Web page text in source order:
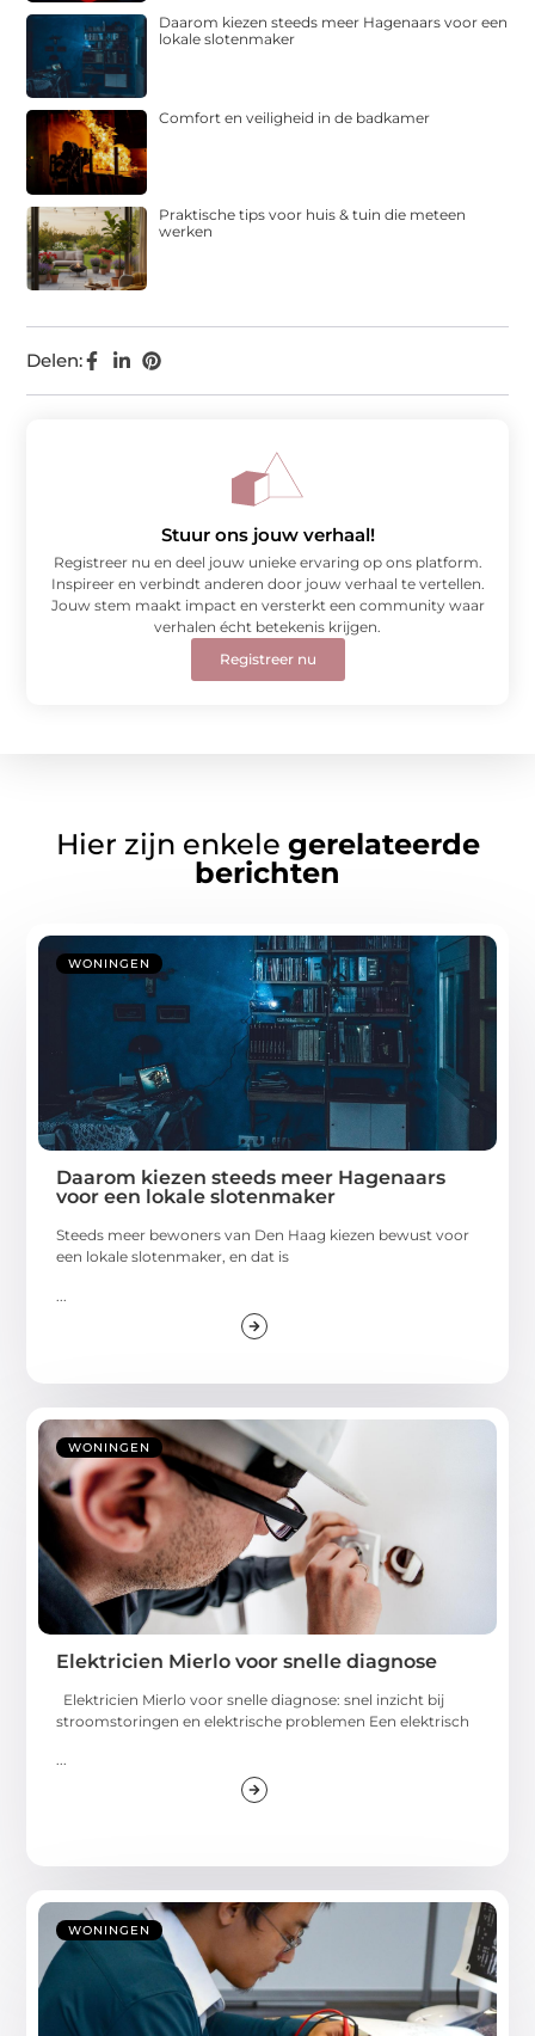
Delen:
Daarom kiezen steeds meer Hagenaars voor een
lokale slotenmaker
Comfort en veiligheid in de badkamer
Praktische tips voor huis & tuin die meteen
werken
Stuur ons jouw verhaal!
Registreer nu en deel jouw unieke ervaring op ons platform.
Inspireer en verbindt anderen door jouw verhaal te vertellen.
Jouw stem maakt impact en versterkt een community waar
verhalen écht betekenis krijgen.
Registreer nu
Hier zijn enkele gerelateerde
berichten
WONINGEN
Daarom kiezen steeds meer Hagenaars
voor een lokale slotenmaker
Steeds meer bewoners van Den Haag kiezen bewust voor
een lokale slotenmaker, en dat is
WONINGEN
Elektricien Mierlo voor snelle diagnose
Elektricien Mierlo voor snelle diagnose: snel inzicht bij
stroomstoringen en elektrische problemen Een elektrisch
...
WONINGEN